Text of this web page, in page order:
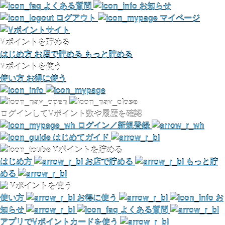
よくある質問
お知らせ
ログアウト
マイページ
Vポイントを貯める
はじめ方 お店で貯める もっと貯める
Vポイントを使う
使い方 お得に使う
ログインしてVポイント数や履歴を確認
ログイン／新規登録
はじめてガイド
Vポイントを貯める
はじめ方
お店で貯める
もっと貯
める
Vポイントを使う
使い方
お得に使う
お
知らせ
よくある質問
アプリでVポイントカードを使う